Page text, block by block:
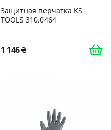
Защитная перчатка KS
TOOLS 310.0464
1 146